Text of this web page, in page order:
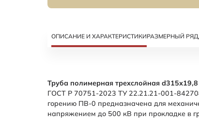
ОПИСАНИЕ И ХАРАКТЕРИСТИКИРАЗМЕРНЫЙ РЯД
Труба полимерная трехслойная
ГОСТ Р 70751-2023 ТУ 22.21.21-001-
горению ПВ-0 предназначена для
напряжением до 500 кВ при прокладке в